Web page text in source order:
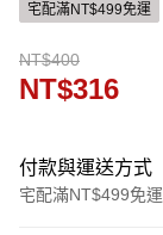
宅配滿NT$499免運
NT$400
NT$316
付款與運送方式
宅配滿NT$499免運